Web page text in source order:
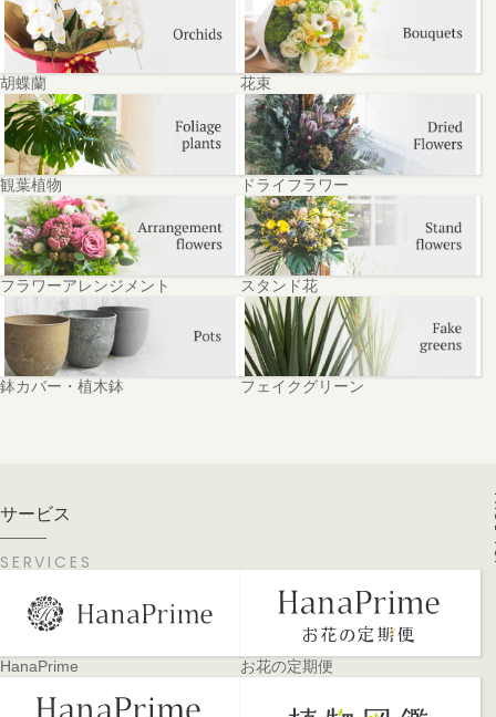
胡蝶蘭 花束
観葉植物 ドライフラワー
フラワーアレンジメント スタンド花
鉢カバー・植木鉢 フェイクグリーン
サービス
SERVICES
HanaPrime お花の定期便